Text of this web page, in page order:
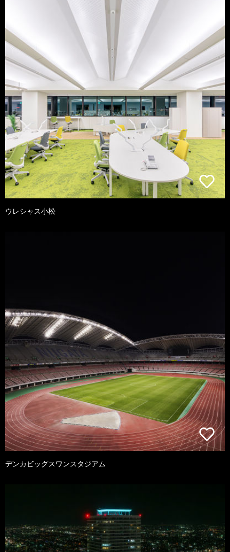
ウレシャス小松
デンカビッグスワンスタジアム